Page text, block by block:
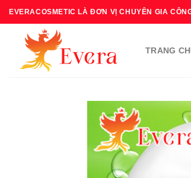
Bỏ
qua
EVERACOSMETIC LÀ ĐƠN VỊ CHUYÊN GIA
TRANG